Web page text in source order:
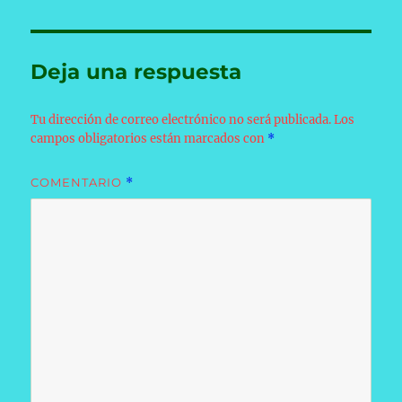
Deja una respuesta
Tu dirección de correo electrónico no será publicada. Los
campos obligatorios están marcados con *
COMENTARIO *